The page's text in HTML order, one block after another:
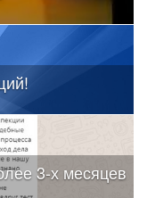
3-х месяцев